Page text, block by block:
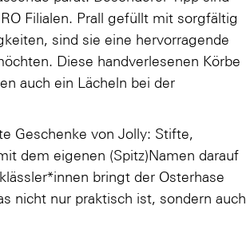
Filialen. Prall gefüllt mit sorgfältig
sind sie eine hervorragende
Diese handverlesenen Körbe
auch ein Lächeln bei der
Geschenke von Jolly: Stifte,
dem eigenen (Spitz)Namen darauf
bringt der Osterhase
nicht nur praktisch ist, sondern auch